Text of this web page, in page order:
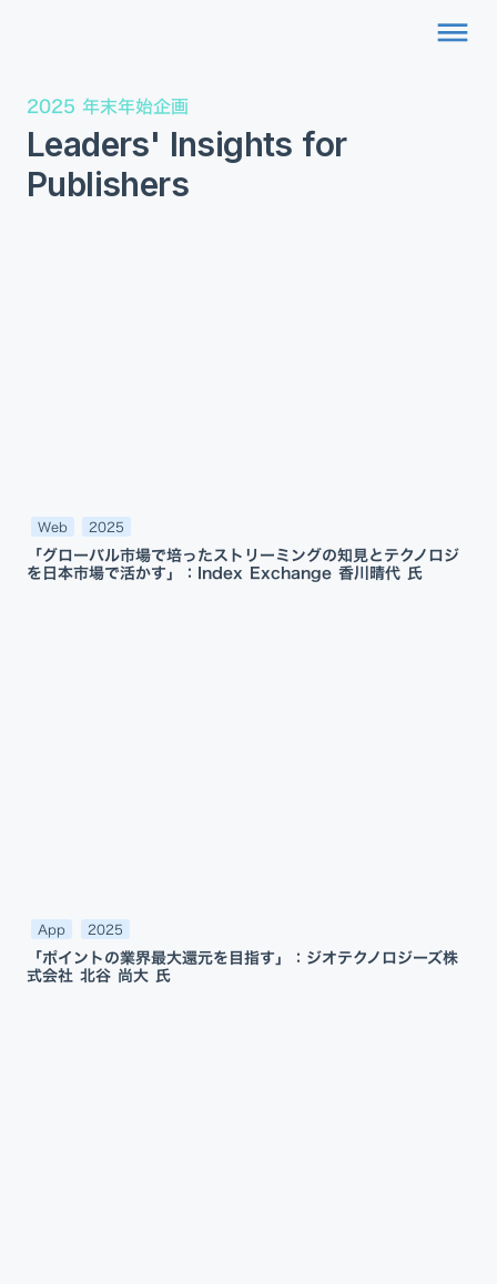
dehaze
2025 年末年始企画
Leaders' Insights for
Publishers
Web 2025
「グローバル市場で培ったストリーミングの知見とテクノロジ
を日本市場で活かす」：Index Exchange 香川晴代 氏
App 2025
「ポイントの業界最大還元を目指す」：ジオテクノロジーズ株
式会社 北谷 尚大 氏